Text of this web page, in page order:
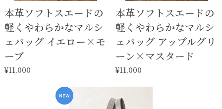
本革ソフトスエードの
軽くやわらかなマルシ
ェバッグ イエロー×モ
ーブ
¥11,000
本革ソフトスエードの
軽くやわらかなマルシ
ェバッグ アップルグリ
ーン×マスタード
¥11,000